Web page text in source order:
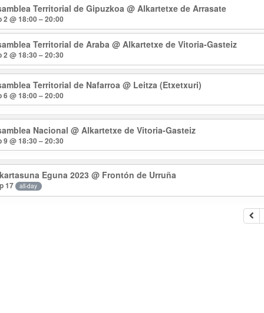
Territorial de Gipuzkoa@ Alkartetxe de Arrasate
2 @ 18:00 – 20:00
Territorial de Araba@ Alkartetxe de Vitoria-Gasteiz
2 @ 18:30 – 20:30
Territorial de Nafarroa@ Leitza (Etxetxuri)
6 @ 18:00 – 20:00
Nacional@ Alkartetxe de Vitoria-Gasteiz
9 @ 18:30 – 20:30
Eguna 2023@ Frontón de Urruña
17 all-day